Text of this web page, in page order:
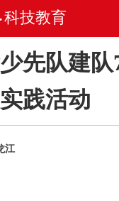
• 科技教育
先队建队
践活动
江